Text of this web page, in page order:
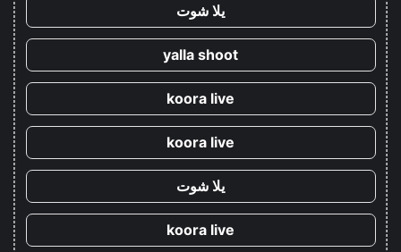
يلا شوت
yalla shoot
koora live
koora live
يلا شوت
koora live